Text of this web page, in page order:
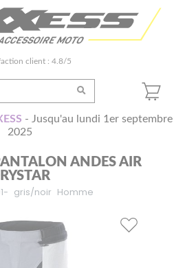
client : 4.8/5
- Jusqu'au lundi 1er septembre
2025
ANDES AIR
gris/noir Homme